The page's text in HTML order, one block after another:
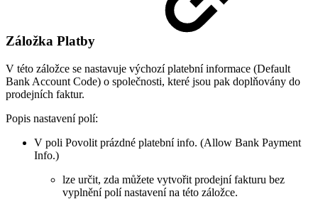
Záložka Platby
V této záložce se nastavuje výchozí platební informace (Default
Bank Account Code) o společnosti, které jsou pak doplňovány do
prodejních faktur.
Popis nastavení polí:
V poli Povolit prázdné platební info. (Allow Bank Payment
Info.)
lze určit, zda můžete vytvořit prodejní fakturu bez
vyplnění polí nastavení na této záložce.